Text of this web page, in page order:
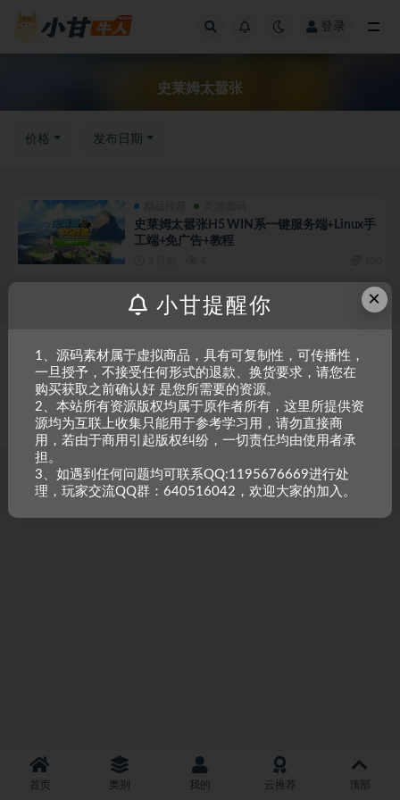
登录
史莱姆太嚣张
价格 发布日期
史莱姆太嚣张H5 WIN系一键服务端+Linux手
工端+免广告+教程
Copyright © 2023 小甘牛人资源网 - All rights reserved
粤ICP备2023002201
号-1
本站是一个坚持做精品资源的网站，会长期坚持更新资源，以共享为原则，尊
重原创，如需搬资源请先与站长沟通，恶意搬运封禁账号。
首页 类别 我的 云推荐 顶部
×
小甘提醒你
1、源码素材属于虚拟商品，具有可复制性，可传播性，
一旦授予，不接受任何形式的退款、换货要求，请您在
购买获取之前确认好 是您所需要的资源。
2、本站所有资源版权均属于原作者所有，这里所提供资
源均为互联上收集只能用于参考学习用，请勿直接商
用，若由于商用引起版权纠纷，一切责任均由使用者承
担。
3、如遇到任何问题均可联系QQ:1195676669进行处
理，玩家交流QQ群：640516042，欢迎大家的加入。